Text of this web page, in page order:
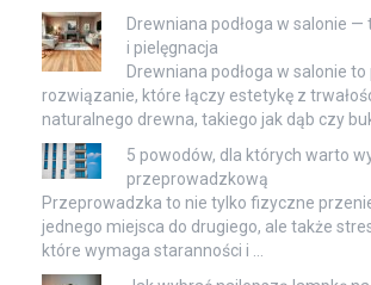
Drewniana podłoga w salonie —
i pielęgnacja
Drewniana podłoga w salonie
rozwiązanie, które łączy estetykę z
naturalnego drewna, takiego jak dąb czy
5 powodów, dla których warto
przeprowadzkową
Przeprowadzka to nie tylko fizyczne
jednego miejsca do drugiego, ale także
które wymaga staranności i …